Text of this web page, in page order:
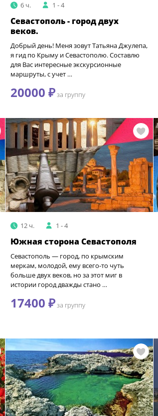
6 ч. 1 - 4
Севастополь - город двух
веков.
Добрый день! Меня зовут Татьяна Джулепа,
я гид по Крыму и Севастополю. Составлю
для Вас интересные экскурсионные
маршруты, с учет …
20000 ₽за группу
12 ч. 1 - 4
Южная сторона Севастополя
Севастополь — город, по крымским
меркам, молодой, ему всего-то чуть
больше двух веков, но за этот миг в
истории город дважды стано …
17400 ₽за группу